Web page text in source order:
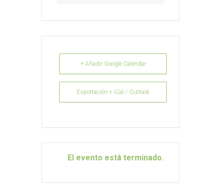
+ Añadir Google Calendar
Exportación + iCal / Outlook
El evento está terminado.